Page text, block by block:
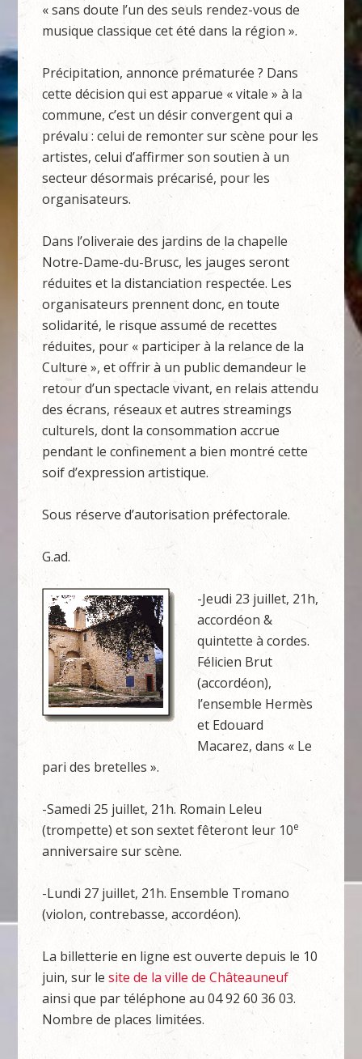
« sans doute l’un des seuls rendez-vous de
musique classique cet été dans la région ».
Précipitation, annonce prématurée ? Dans
cette décision qui est apparue « vitale » à la
commune, c’est un désir convergent qui a
prévalu : celui de remonter sur scène pour les
artistes, celui d’affirmer son soutien à un
secteur désormais précarisé, pour les
organisateurs.
Dans l’oliveraie des jardins de la chapelle
Notre-Dame-du-Brusc, les jauges seront
réduites et la distanciation respectée. Les
organisateurs prennent donc, en toute
solidarité, le risque assumé de recettes
réduites, pour « participer à la relance de la
Culture », et offrir à un public demandeur le
retour d’un spectacle vivant, en relais attendu
des écrans, réseaux et autres streamings
culturels, dont la consommation accrue
pendant le confinement a bien montré cette
soif d’expression artistique.
Sous réserve d’autorisation préfectorale.
G.ad.
-Jeudi 23 juillet, 21h,
accordéon &
quintette à cordes.
Félicien Brut
(accordéon),
l’ensemble Hermès
et Edouard
Macarez, dans « Le
pari des bretelles ».
-Samedi 25 juillet, 21h. Romain Leleu
(trompette) et son sextet fêteront leur 10e
anniversaire sur scène.
-Lundi 27 juillet, 21h. Ensemble Tromano
(violon, contrebasse, accordéon).
La billetterie en ligne est ouverte depuis le 10
juin, sur lesite de la ville de Châteauneuf
ainsi que par téléphone au 04 92 60 36 03.
Nombre de places limitées.